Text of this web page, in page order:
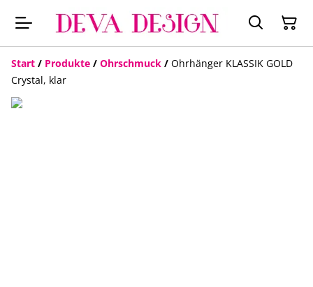
Start / Produkte / Ohrschmuck / Ohrhänger KLASSIK GOLD
Crystal, klar